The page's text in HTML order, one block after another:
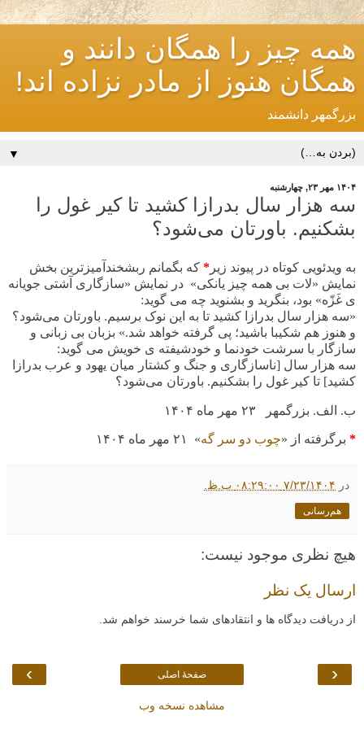
همه چیز را همگان دانند و
همگان هنوز از مادر نزاده اند!
بزرگمهر دانشمند
▼
۱۴۰۴ مهر ۲۳, چهارشنبه
سه هزار سال بدرازا کشید تا کیر غول را
بشکنیم. باورتان می‌شود؟
به ویدئویی کوتاه در پیوند زیر * که بگمانم ربشخندآمیزترین بخش
نمایش «لات بی همه چیز یانکی» در نمایش «سازگاری آشتی جویانه
ی غَزّه» بود، بنگرید و بشنوید چه می گوید:
«سه هزار سال بدرازا کشید تا به این نوک برسیم. باورتان می‌شود؟
و هنوز هم شکیبا باشید؛ پی گرفته خواهد شد.» بزبان بی زبانی و
سازگار با سرشت خودنما و خودشیفته ی خویش می گوید:
سه هزار سال [ناسازگاری و جنگ و کشتار میان یهود و عرب بدرازا
کشید] تا کیر غول را بشکنیم. باورتان می‌شود؟
ب. الف. بزرگمهر ٢٣ مهر ماه ١۴٠۴
* برگرفته از «چوب دو سر گه» ٢١ مهر ماه ١۴٠۴
در ۷/۲۳/۱۴۰۴ ۰۸:۲۹:۰۰ ب.ظ.
هم‌رسانی
هیچ نظری موجود نیست:
ارسال یک نظر
از دریافت دیدگاه ها و انتقادهای شما خرسند خواهم شد.
‹
› صفحهٔ اصلی
مشاهده نسخه وب